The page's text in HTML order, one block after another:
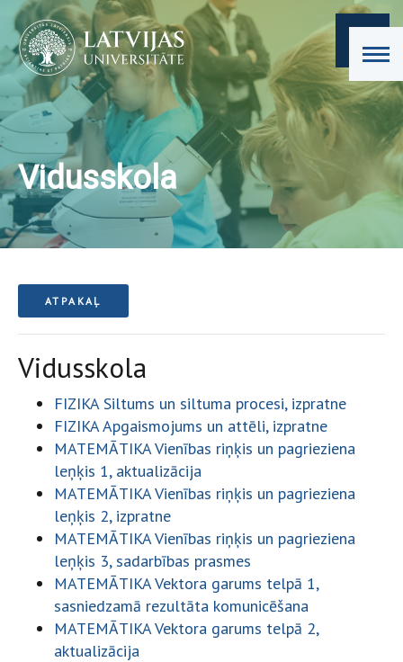
Vidusskola
ATPAKAĻ
Vidusskola
FIZIKA Siltums un siltuma procesi, izpratne
FIZIKA Apgaismojums un attēli, izpratne
MATEMĀTIKA Vienības riņķis un pagrieziena
leņķis 1, aktualizācija
MATEMĀTIKA Vienības riņķis un pagrieziena
leņķis 2, izpratne
MATEMĀTIKA Vienības riņķis un pagrieziena
leņķis 3, sadarbības prasmes
MATEMĀTIKA Vektora garums telpā 1,
sasniedzamā rezultāta komunicēšana
MATEMĀTIKA Vektora garums telpā 2,
aktualizācija